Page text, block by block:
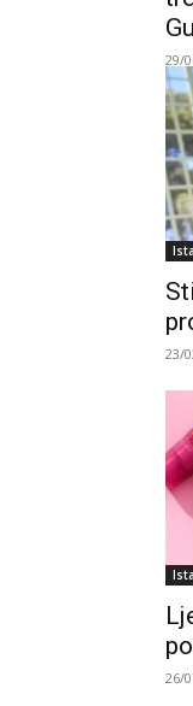
29/
23/
26/